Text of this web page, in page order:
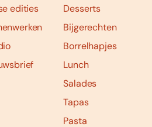
edities
Desserts
Bijgerechten
Borrelhapjes
Lunch
Salades
Tapas
Pasta